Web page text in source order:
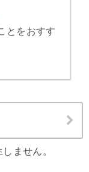
とをおすす
ません。